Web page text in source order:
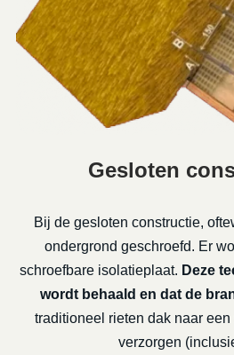
Gesloten
Bij de gesloten constructie,
ondergrond geschroefd. Er
schroefbare isolatieplaat. Deze
wordt behaald en dat de
traditioneel rieten dak naar
verzorgen